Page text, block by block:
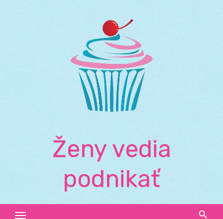
Ženy vedia
podnikať